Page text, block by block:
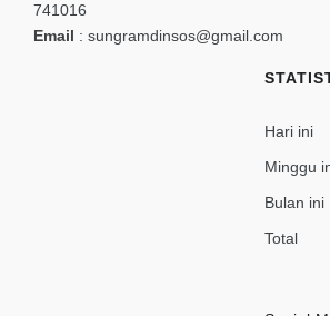
741016
Email : sungramdinsos@gmail.com
Hari ini
Minggu
Bulan ini
Total